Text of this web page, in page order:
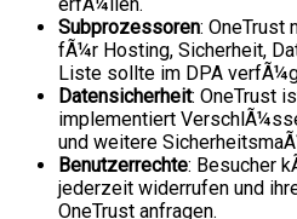
Subprozessoren: OneTrust
fÃ¼r Hosting, Sicherheit,
Liste sollte im DPA
Datensicherheit: OneTrust
implementiert
und weitere
Benutzerrechte: Besucher
jederzeit widerrufen und
OneTrust anfragen.